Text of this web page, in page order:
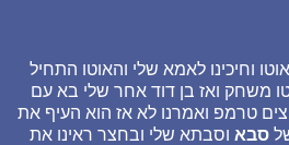
וחיכינו לאמא שלי והאוטו התחיל
משחק ואז בן דוד אחר שלי בא עם
טרמפ ואמרנו לא אז הוא העיף את
סבא וסבתא שלי ובחצר ראינו את